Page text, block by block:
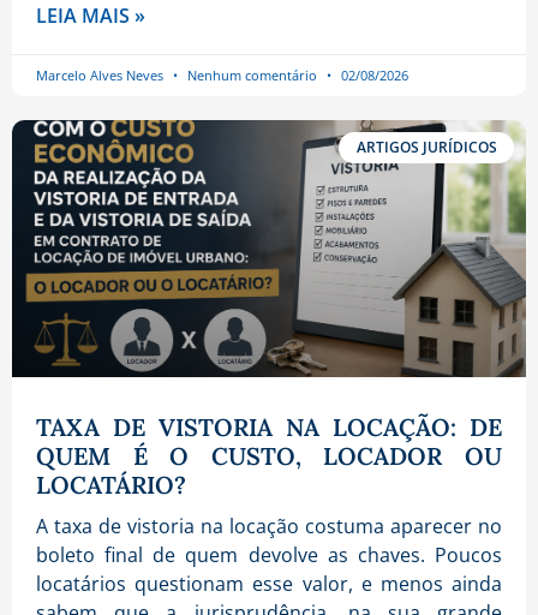
LEIA MAIS »
Marcelo Alves Neves Nenhum comentário 02/08/2026
ARTIGOS JURÍDICOS
TAXA DE VISTORIA NA LOCAÇÃO: DE
QUEM É O CUSTO, LOCADOR OU
LOCATÁRIO?
A taxa de vistoria na locação costuma aparecer no
boleto final de quem devolve as chaves. Poucos
locatários questionam esse valor, e menos ainda